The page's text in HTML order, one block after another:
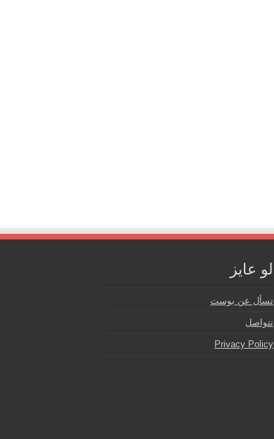
لو عايز
تسأل عن بوست
نتواصل
Privacy Policy